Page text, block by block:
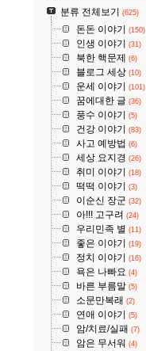
분류 전체보기
(625)
돈돈 이야기 (150)
인생 이야기 (31)
북한 핵문제 (6)
블로그 세상 (10)
운세 이야기 (101)
꿈에대한 글 (36)
풍수 이야기 (5)
건강 이야기 (83)
사고 예방법 (6)
세상 요지경 (26)
취미 이야기 (18)
떡떡 이야기 (3)
이순신 장군 (32)
아!!! 고구려 (24)
우리민족 별 (11)
좋은 이야기 (19)
정치 이야기 (16)
욕은 나빠요 (4)
바른 부름말 (5)
소문만복래 (2)
연애 이야기 (5)
암/치료/실패 (7)
암은 무서워 (4)